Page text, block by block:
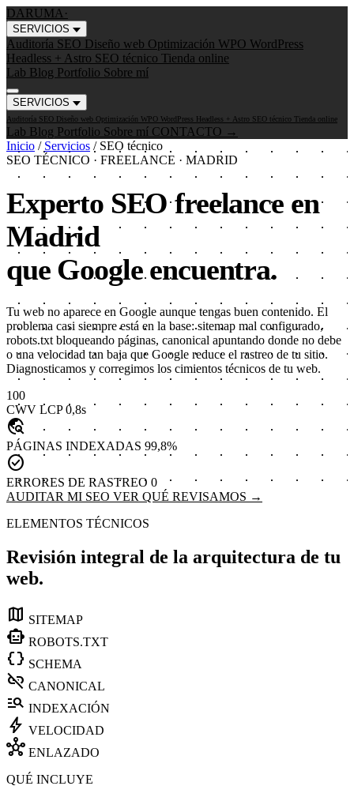
DARUMA ·
SERVICIOS
Auditoría SEO Diseño web Optimización WPO WordPress
Headless + Astro SEO técnico Tienda online
Lab Blog Portfolio Sobre mí
SERVICIOS
Auditoría SEO Diseño web Optimización WPO WordPress Headless + Astro SEO técnico Tienda online
Lab Blog Portfolio Sobre mí CONTACTO →
Inicio / Servicios / SEO técnico
SEO TÉCNICO · FREELANCE · MADRID
Experto SEO freelance en
Madrid
que Google encuentra.
Tu web no aparece en Google aunque tengas buen contenido. El
problema casi siempre está en la base: sitemap mal configurado,
robots.txt bloqueando páginas, canonical apuntando donde no debe
o una velocidad tan baja que Google reduce el rastreo de tu sitio.
Diagnosticamos y corregimos los cimientos técnicos de tu web.
100
CWV LCP 0,8s
travel_explore
PÁGINAS INDEXADAS 99,8%
check_circle
ERRORES DE RASTREO 0
AUDITAR MI SEO VER QUÉ REVISAMOS →
ELEMENTOS TÉCNICOS
Revisión integral de la arquitectura de tu
web.
map SITEMAP
smart_toy ROBOTS.TXT
data_object SCHEMA
link_off CANONICAL
manage_search INDEXACIÓN
bolt VELOCIDAD
hub ENLAZADO
QUÉ INCLUYE